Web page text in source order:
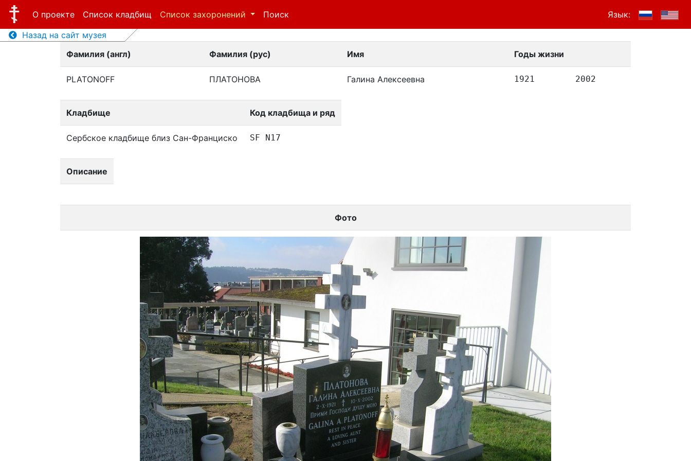
О проекте Список кладбищ Список захоронений Поиск
Язык:
Назад на сайт музея
Фамилия (англ)
Фамилия (рус) Имя Годы жизни
PLATONOFF ПЛАТОНОВА Галина Алексеевна 1921 2002
Кладбище Код кладбища и ряд
Сербское кладбище близ Сан-Франциско SF N17
Описание
Фото